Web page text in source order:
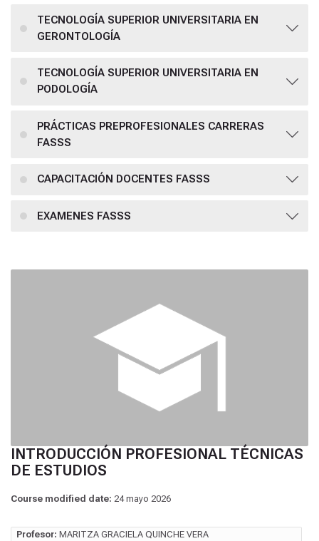
TECNOLOGÍA SUPERIOR UNIVERSITARIA EN
GERONTOLOGÍA
TECNOLOGÍA SUPERIOR UNIVERSITARIA EN
PODOLOGÍA
PRÁCTICAS PREPROFESIONALES CARRERAS
FASSS
CAPACITACIÓN DOCENTES FASSS
EXAMENES FASSS
INTRODUCCIÓN PROFESIONAL TÉCNICAS
DE ESTUDIOS
Course modified date: 24 mayo 2026
Profesor: MARITZA GRACIELA QUINCHE VERA